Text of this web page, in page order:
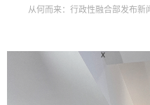
x
从何而来：行政性融合部发布